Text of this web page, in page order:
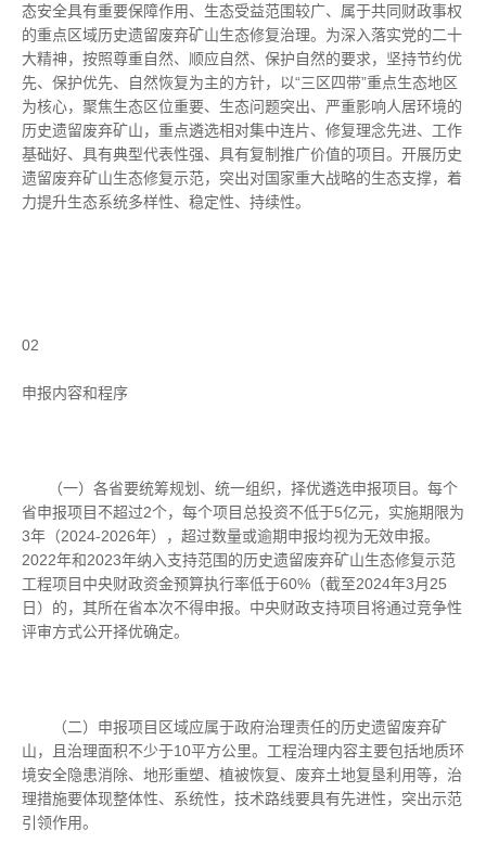
态安全具有重要保障作用、生态受益范围较广、属于共同财政事权
的重点区域历史遗留废弃矿山生态修复治理。为深入落实党的二十
大精神，按照尊重自然、顺应自然、保护自然的要求，坚持节约优
先、保护优先、自然恢复为主的方针，以“三区四带”重点生态地区
为核心，聚焦生态区位重要、生态问题突出、严重影响人居环境的
历史遗留废弃矿山，重点遴选相对集中连片、修复理念先进、工作
基础好、具有典型代表性强、具有复制推广价值的项目。开展历史
遗留废弃矿山生态修复示范，突出对国家重大战略的生态支撑，着
力提升生态系统多样性、稳定性、持续性。
02
申报内容和程序
（一）各省要统筹规划、统一组织，择优遴选申报项目。每个
省申报项目不超过2个，每个项目总投资不低于5亿元，实施期限为
3年（2024-2026年），超过数量或逾期申报均视为无效申报。
2022年和2023年纳入支持范围的历史遗留废弃矿山生态修复示范
工程项目中央财政资金预算执行率低于60%（截至2024年3月25
日）的，其所在省本次不得申报。中央财政支持项目将通过竞争性
评审方式公开择优确定。
（二）申报项目区域应属于政府治理责任的历史遗留废弃矿
山，且治理面积不少于10平方公里。工程治理内容主要包括地质环
境安全隐患消除、地形重塑、植被恢复、废弃土地复垦利用等，治
理措施要体现整体性、系统性，技术路线要具有先进性，突出示范
引领作用。